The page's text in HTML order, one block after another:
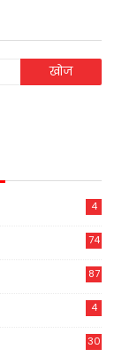
4
74
87
4
30